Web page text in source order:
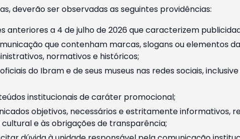
deverão ser observadas as seguintes providências:
a 4 de julho de 2026 que caracterizem
que contenham marcas, slogans ou elementos
normativos e históricos;
do Ibram e de seus museus nas redes sociais,
institucionais de caráter promocional;
objetivos, necessários e estritamente informativos,
e às obrigações de transparência;